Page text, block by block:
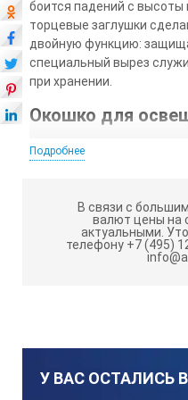
боится падений с
торцевые заглушки
двойную функцию:
специальный вырез
при хранении.
Окошко для
пузырькового
затемненных
зеркальце. Посветив на
Линейка в
Магниты в
(трубы, направляющие
встроены мощные
Подробнее
В связи с
валют цены на
актуальными.
телефону +7 (495)
У ВАС ОСТАЛИСЬ